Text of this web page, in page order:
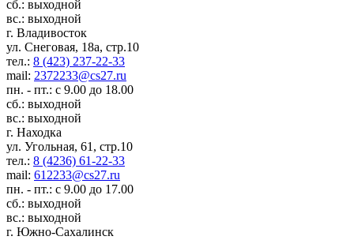
сб.: выходной
вс.: выходной
г. Владивосток
ул. Снеговая, 18а, стр.10
тел.: 8 (423) 237-22-33
mail: 2372233@cs27.ru
пн. - пт.: с 9.00 до 18.00
сб.: выходной
вс.: выходной
г. Находка
ул. Угольная, 61, стр.10
тел.: 8 (4236) 61-22-33
mail: 612233@cs27.ru
пн. - пт.: с 9.00 до 17.00
сб.: выходной
вс.: выходной
г. Южно-Сахалинск